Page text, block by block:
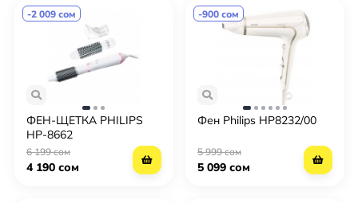
-2 009 сом
ФЕН-ЩЕТКА PHILIPS
HP-8662
6 199 сом
4 190 сом
-900 сом
Фен Philips HP8232/00
5 999 сом
5 099 сом